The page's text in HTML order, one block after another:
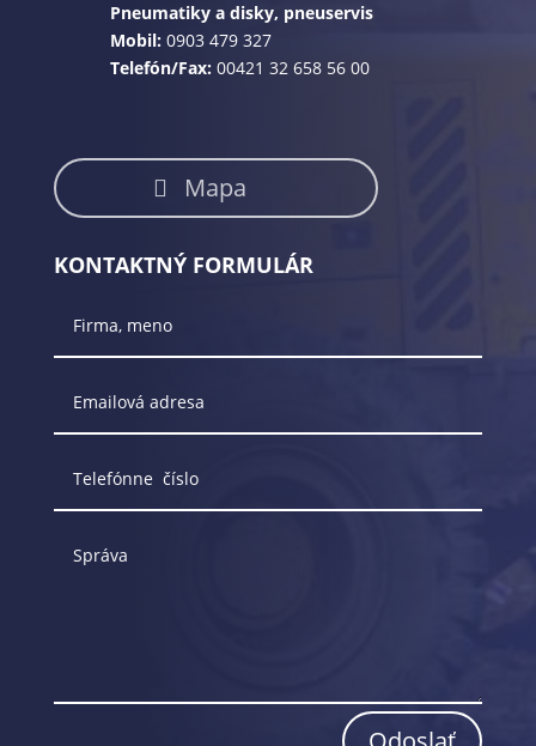
Pneumatiky a disky, pneuservis
Mobil:0903 479 327
Telefón/Fax:00421 32 658 56 00
Mapa
KONTAKTNÝ FORMULÁR